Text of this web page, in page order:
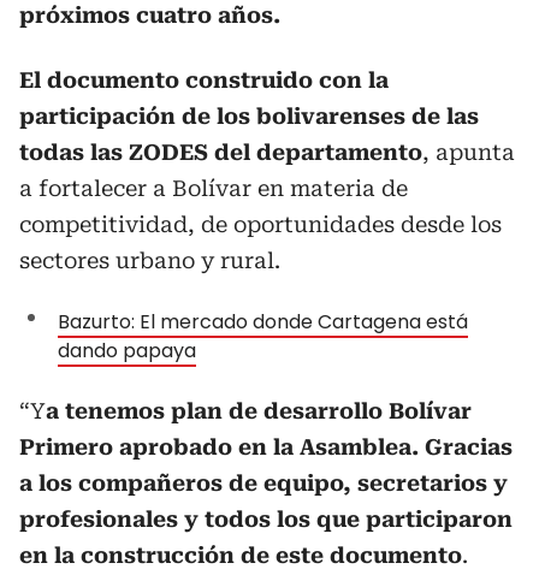
próximos cuatro años.
El documento construido con la
participación de los bolivarenses de las
todas las ZODES del departamento, apunta
a fortalecer a Bolívar en materia de
competitividad, de oportunidades desde los
sectores urbano y rural.
Bazurto: El mercado donde Cartagena está
dando papaya
“Ya tenemos plan de desarrollo Bolívar
Primero aprobado en la Asamblea. Gracias
a los compañeros de equipo, secretarios y
profesionales y todos los que participaron
en la construcción de este documento.